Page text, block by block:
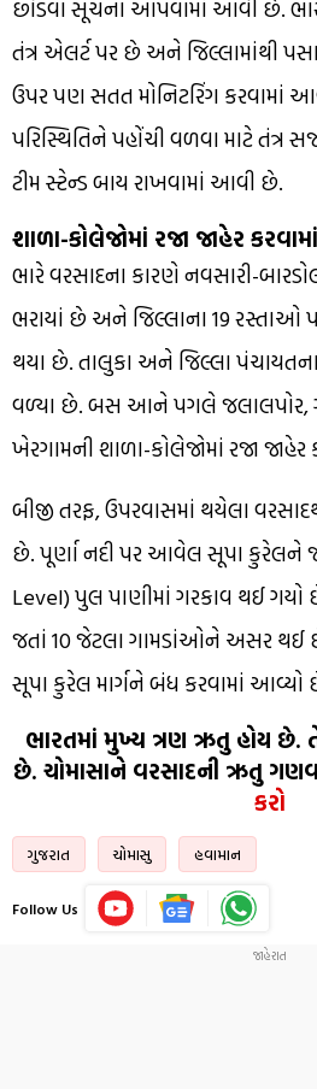
છોડવા સૂચના આપવામાં આવી છે.
તંત્ર એલર્ટ પર છે અને જિલ્લામાંથી
ઉપર પણ સતત મોનિટરિંગ કરવામાં
પરિસ્થિતિને પહોંચી વળવા માટે
ટીમ સ્ટેન્ડ બાય રાખવામાં આવી છે.
શાળા-કોલેજોમાં રજા જાહેર
ભારે વરસાદના કારણે નવસારી-
ભરાયાં છે અને જિલ્લાના 19 રસ્તાઓ
થયા છે. તાલુકા અને જિલ્લા
વળ્યા છે. બસ આને પગલે જલાલપોર,
ખેરગામની શાળા-કોલેજોમાં રજા
બીજી તરફ, ઉપરવાસમાં થયેલા
છે. પૂર્ણા નદી પર આવેલ સૂપા કુરેલને
Level) પુલ પાણીમાં ગરકાવ થઈ
જતાં 10 જેટલા ગામડાંઓને અસર થઈ છે,
સૂપા કુરેલ માર્ગને બંધ કરવામાં આવ્યો
ભારતમાં મુખ્ય ત્રણ ઋતુ હોય છે.
છે. ચોમાસાને વરસાદની ઋતુ
કરો
ગુજરાત ચોમાસુ હવામાન
Follow Us